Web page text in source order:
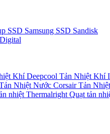
SSD Samsung SSD Sandisk
Khí Deepcool Tản Nhiệt Khí
Nhiệt Nước CorsairTản
nhiệt Thermalright Quạt tản